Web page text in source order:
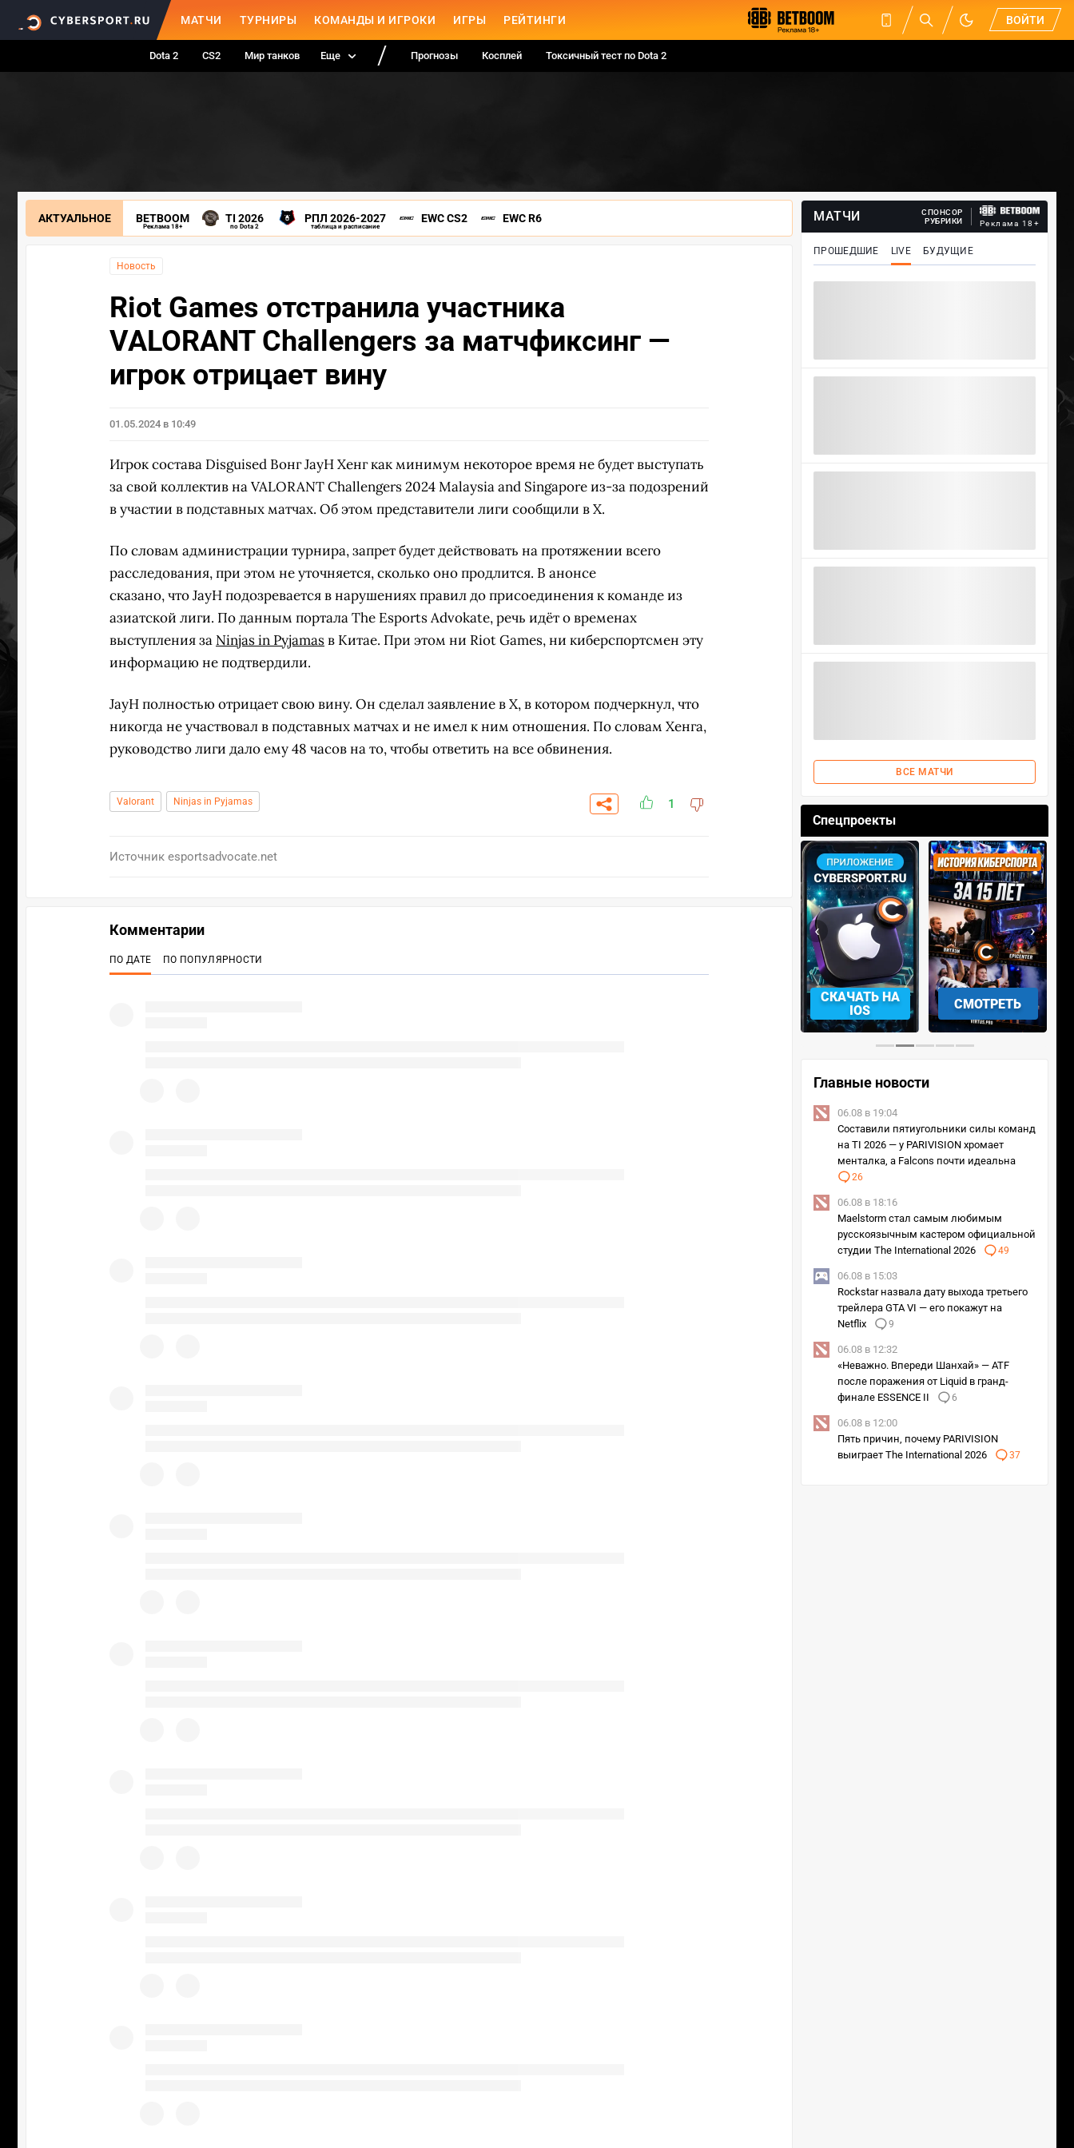
МАТЧИ ТУРНИРЫ КОМАНДЫ И ИГРОКИ ИГРЫ РЕЙТИНГИ ВОЙТИ
Dota 2 CS2 Мир танков Еще Прогнозы Косплей Токсичный тест по Dota 2
АКТУАЛЬНОЕ BETBOOM
Реклама 18+
TI 2026
по Dota 2
РПЛ 2026-2027
таблица и расписание
EWC CS2 EWC R6
Новость
Riot Games отстранила участника
VALORANT Challengers за матчфиксинг —
игрок отрицает вину
01.05.2024 в 10:49
Игрок состава Disguised Вонг JayH Хенг как минимум некоторое время не будет выступать
за свой коллектив на VALORANT Challengers 2024 Malaysia and Singapore из-за подозрений
в участии в подставных матчах. Об этом представители лиги сообщили в X.
По словам администрации турнира, запрет будет действовать на протяжении всего
расследования, при этом не уточняется, сколько оно продлится. В анонсе
сказано, что JayH подозревается в нарушениях правил до присоединения к команде из
азиатской лиги. По данным портала The Esports Advokate, речь идёт о временах
выступления за Ninjas in Pyjamasв Китае. При этом ни Riot Games, ни киберспортсмен эту
информацию не подтвердили.
JayH полностью отрицает свою вину. Он сделал заявление в X, в котором подчеркнул, что
никогда не участвовал в подставных матчах и не имел к ним отношения. По словам Хенга,
руководство лиги дало ему 48 часов на то, чтобы ответить на все обвинения.
Valorant Ninjas in Pyjamas 1
Источник esportsadvocate.net
МАТЧИ
СПОНСОР
РУБРИКИ
Реклама 18+
ПРОШЕДШИЕ LIVE БУДУЩИЕ
ВСЕ МАТЧИ
Спецпроекты
СМОТРЕТЬ УЧАСТВОВАТЬ
‹ ›
Главные новости
06.08 в 19:04
Составили пятиугольники силы команд
на TI 2026 — у PARIVISION хромает
менталка, а Falcons почти идеальна
26
06.08 в 18:16
Maelstorm стал самым любимым
русскоязычным кастером официальной
студии The International 2026
49
06.08 в 15:03
Rockstar назвала дату выхода третьего
трейлера GTA VI — его покажут на
Netflix
9
06.08 в 12:32
«Неважно. Впереди Шанхай» — ATF
после поражения от Liquid в гранд-
финале ESSENCE II
6
06.08 в 12:00
Пять причин, почему PARIVISION
выиграет The International 2026
37
Комментарии
ПО ДАТЕ ПО ПОПУЛЯРНОСТИ